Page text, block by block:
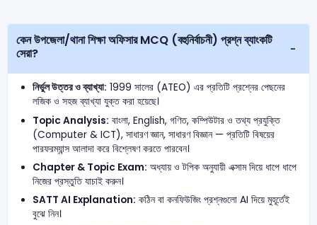
কেন উপজেলা/থানা শিক্ষা অফিসার MCQ (বহুনির্বাচনী) প্রশ্ন ব্যাংকটি
সেরা?
নির্ভুল উত্তর ও ব্যাখ্যা: 1999 সালের (ATEO) এর প্রতিটি প্রশ্নের পেছনের
লজিক ও সহজ ব্যাখ্যা যুক্ত করা হয়েছে।
Topic Analysis: বাংলা, English, গণিত, কম্পিউটার ও তথ্য প্রযুক্তি
(Computer & ICT), সাধারণ জ্ঞান, সাধারণ বিজ্ঞান — প্রতিটি বিষয়ের
পারফরম্যান্স আলাদা করে বিশ্লেষণ করতে পারবেন।
Chapter & Topic Exam: অধ্যায় ও টপিক অনুযায়ী এক্সাম দিয়ে ধাপে ধাপে
নিজের প্রস্তুতি যাচাই করুন।
SATT AI Explanation: কঠিন বা কনফিউজিং প্রশ্নগুলো AI দিয়ে মুহূর্তেই
বুঝে নিন।